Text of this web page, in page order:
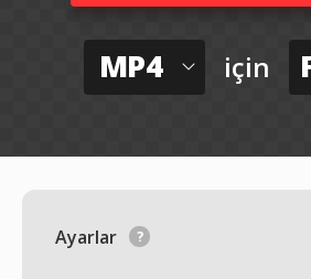
MP4 için
Ayarlar